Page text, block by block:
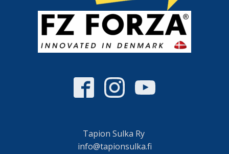
Tapion Sulka Ry
info@tapionsulka.fi